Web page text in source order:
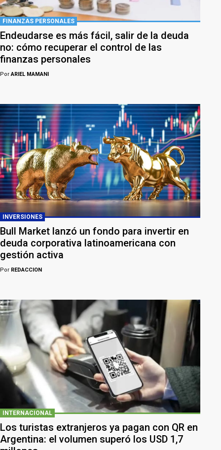
FINANZAS PERSONALES
Endeudarse es más fácil, salir de la deuda
no: cómo recuperar el control de las
finanzas personales
PorARIEL MAMANI
INVERSIONES
Bull Market lanzó un fondo para invertir en
deuda corporativa latinoamericana con
gestión activa
Por REDACCION
INTERNACIONAL
Los turistas extranjeros ya pagan con QR en
Argentina: el volumen superó los USD 1,7